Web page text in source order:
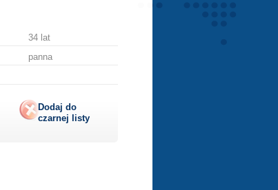
34 lat
panna
Dodaj do
czarnej listy